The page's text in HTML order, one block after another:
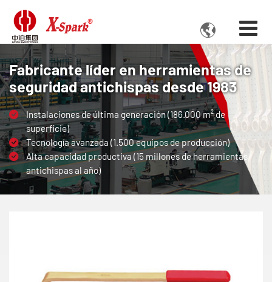

Fabricante líder en herramientas de
seguridad antichispas desde 1983
Instalaciones de última generación (186.000 m² de
superficie)
Tecnología avanzada (1.500 equipos de producción)
Alta capacidad productiva (15 millones de herramientas
antichispas al año)